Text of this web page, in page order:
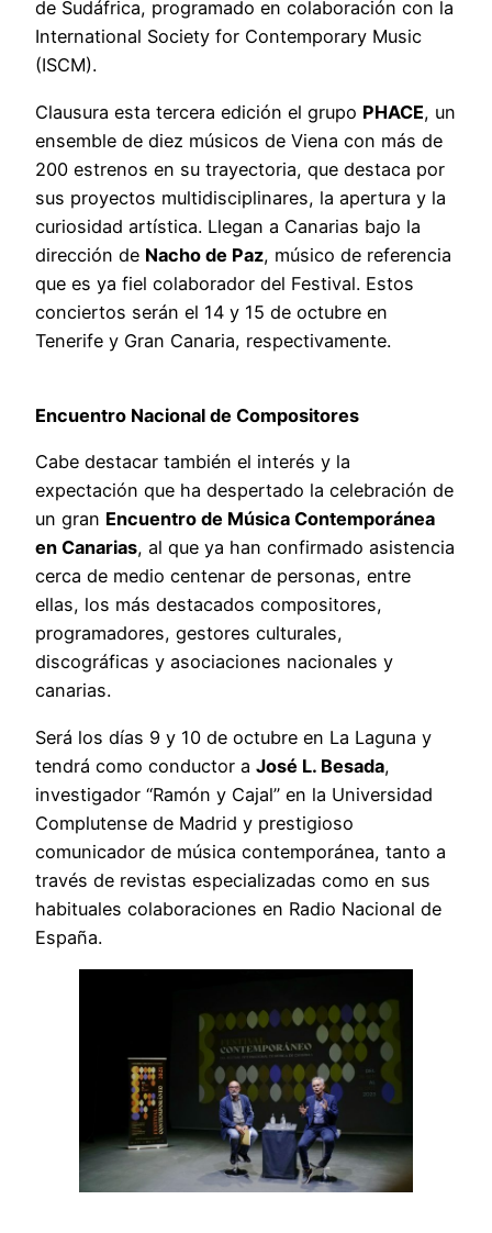
de Sudáfrica, programado en colaboración con la
International Society for Contemporary Music
(ISCM).
Clausura esta tercera edición el grupo PHACE, un
ensemble de diez músicos de Viena con más de
200 estrenos en su trayectoria, que destaca por
sus proyectos multidisciplinares, la apertura y la
curiosidad artística. Llegan a Canarias bajo la
dirección de Nacho de Paz, músico de referencia
que es ya fiel colaborador del Festival. Estos
conciertos serán el 14 y 15 de octubre en
Tenerife y Gran Canaria, respectivamente.
Encuentro Nacional de Compositores
Cabe destacar también el interés y la
expectación que ha despertado la celebración de
un gran Encuentro de Música Contemporánea
en Canarias, al que ya han confirmado asistencia
cerca de medio centenar de personas, entre
ellas, los más destacados compositores,
programadores, gestores culturales,
discográficas y asociaciones nacionales y
canarias.
Será los días 9 y 10 de octubre en La Laguna y
tendrá como conductor a José L. Besada,
investigador “Ramón y Cajal” en la Universidad
Complutense de Madrid y prestigioso
comunicador de música contemporánea, tanto a
través de revistas especializadas como en sus
habituales colaboraciones en Radio Nacional de
España.